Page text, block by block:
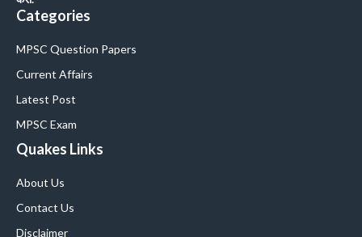
Categories
MPSC Question Papers
Current Affairs
Latest Post
MPSC Exam
Quakes Links
About Us
Contact Us
Disclaimer